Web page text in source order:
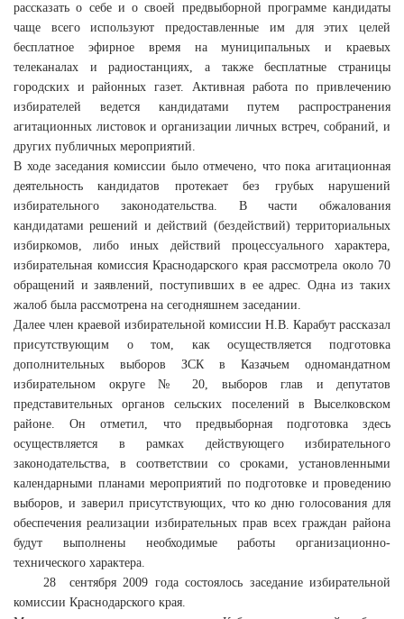
рассказать о себе и о своей предвыборной программе кандидаты
чаще всего используют предоставленные им для этих целей
бесплатное эфирное время на муниципальных и краевых
телеканалах и радиостанциях, а также бесплатные страницы
городских и районных газет. Активная работа по привлечению
избирателей ведется кандидатами путем распространения
агитационных листовок и организации личных встреч, собраний, и
других публичных мероприятий.
В ходе заседания комиссии было отмечено, что пока агитационная
деятельность кандидатов протекает без грубых нарушений
избирательного законодательства. В части обжалования
кандидатами решений и действий (бездействий) территориальных
избиркомов, либо иных действий процессуального характера,
избирательная комиссия Краснодарского края рассмотрела около 70
обращений и заявлений, поступивших в ее адрес. Одна из таких
жалоб была рассмотрена на сегодняшнем заседании.
Далее член краевой избирательной комиссии Н.В. Карабут рассказал
присутствующим о том, как осуществляется подготовка
дополнительных выборов ЗСК в Казачьем одномандатном
избирательном округе № 20, выборов глав и депутатов
представительных органов сельских поселений в Выселковском
районе. Он отметил, что предвыборная подготовка здесь
осуществляется в рамках действующего избирательного
законодательства, в соответствии со сроками, установленными
календарными планами мероприятий по подготовке и проведению
выборов, и заверил присутствующих, что ко дню голосования для
обеспечения реализации избирательных прав всех граждан района
будут выполнены необходимые работы организационно-
технического характера.
28 сентября 2009 года состоялось заседание избирательной
комиссии Краснодарского края.